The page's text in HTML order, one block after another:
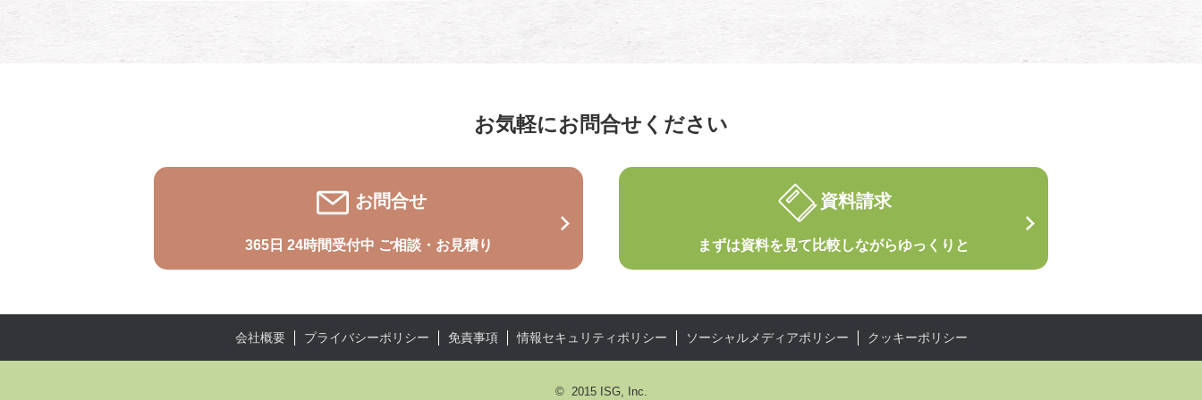
お気軽にお問合せください
お問合せ
365日 24時間受付中 ご相談・お見積り
資料請求
まずは資料を見て 比較しながらゆっくりと
会社概要 プライバシーポリシー 免責事項 情報セキュリティポリシー ソーシャルメディアポリシー クッキーポリシー
© 2015 ISG, Inc.